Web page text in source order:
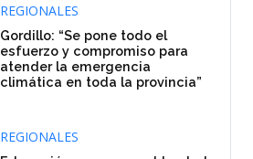
REGIONALES
Gordillo: “Se pone todo el
esfuerzo y compromiso para
atender la emergencia
climática en toda la provincia”
REGIONALES